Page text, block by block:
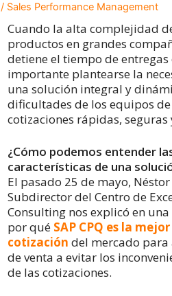
/ Sales Performance Management
Cuando la alta complejidad
productos en grandes
detiene el tiempo de entregas
importante plantearse la
una solución integral y
dificultades de los equipos
cotizaciones rápidas, seguras
¿Cómo podemos entender
características de una
El pasado 25 de mayo,
Subdirector del Centro de
Consulting nos explicó en
por qué SAP CPQ es la
cotización del mercado
de venta a evitar los
de las cotizaciones.